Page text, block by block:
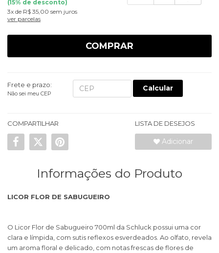
(15% de desconto)
3x de R$ 35,00 sem juros
ver parcelas
COMPRAR
Frete e prazo:
Não sei meu CEP
Calcular
COMPARTILHAR LISTA DE DESEJOS
Adicionar
Informações do Produto
LICOR FLOR DE SABUGUEIRO
O Licor Flor de Sabugueiro 700ml da Schluck possui uma cor
clara e límpida, com sutis reflexos esverdeados. Ao olfato, revela
um aroma floral e delicado, com notas frescas de flores de